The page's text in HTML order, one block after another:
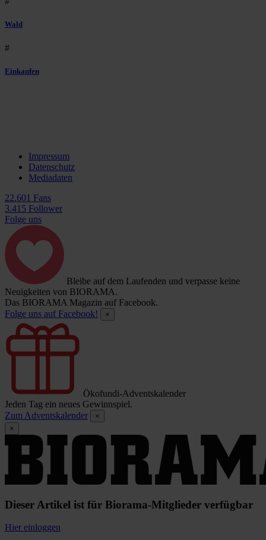
Wald
#
Einkaufen
Impressum
Datenschutz
Mediadaten
22.601 Fans
3.415 Follower
Folge uns
Bleibe auf dem Laufenden und verpasse keine
Neuigkeiten von BIORAMA.
Das BIORAMA Magazin auf Facebook.
Folge uns auf Facebook!
×
Ökofundi-Adventskalender
Jeden Tag ein neues Gewinnspiel.
Zum Adventskalender
×
×
Dieser Artikel ist für Biorama-Mitglieder verfügbar
Hier einloggen